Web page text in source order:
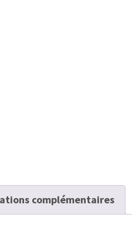
complémentaires